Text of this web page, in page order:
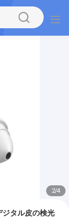
2/4
タル皮の検光